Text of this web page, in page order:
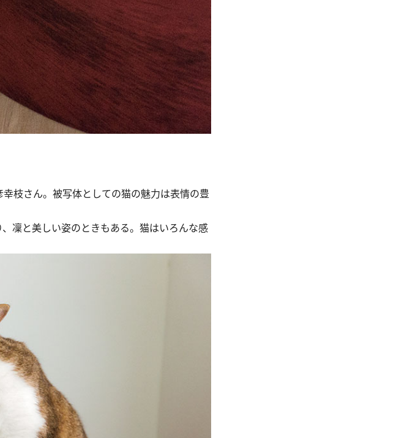
枝さん。被写体としての猫の魅力は表情の豊
凜と美しい姿のときもある。猫はいろんな感